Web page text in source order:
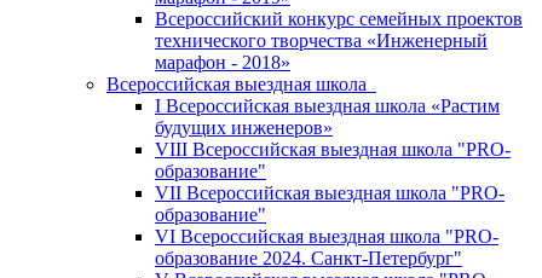
Всероссийский конкурс семейных проектов
технического творчества «Инженерный
марафон - 2018»
Всероссийская выездная школа
I Всероссийская выездная школа «Растим
будущих инженеров»
VIII Всероссийская выездная школа "PRO-
образование"
VII Всероссийская выездная школа "PRO-
образование"
VI Всероссийская выездная школа "PRO-
образование 2024. Санкт-Петербург"